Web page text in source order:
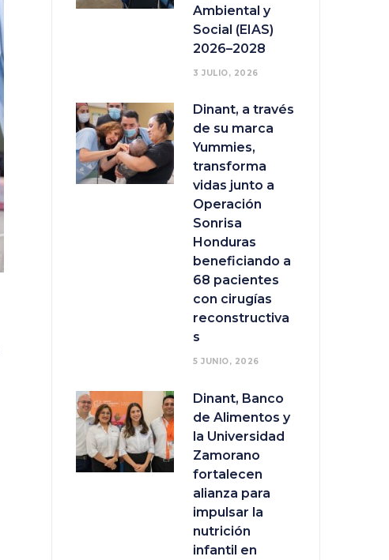
Ambiental y
Social (EIAS)
2026–2028
3 JULIO, 2026
Dinant, a través
de su marca
Yummies,
transforma
vidas junto a
Operación
Sonrisa
Honduras
beneficiando a
68 pacientes
con cirugías
reconstructiva
s
5 JUNIO, 2026
Dinant, Banco
de Alimentos y
la Universidad
Zamorano
fortalecen
alianza para
impulsar la
nutrición
infantil en